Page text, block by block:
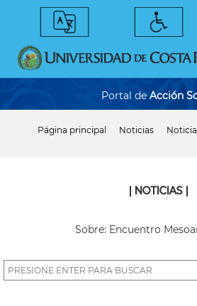
Portal de Acción
Página principal Noticias
| NOTICIAS |
Sobre: Encuentro